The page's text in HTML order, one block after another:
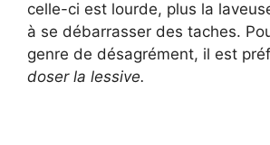
celle-ci est lourde, plus la
à se débarrasser des taches.
genre de désagrément, il est
doser la lessive.